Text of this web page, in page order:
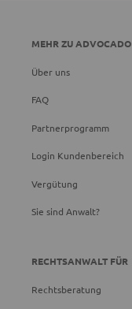
MEHR ZU ADVOCADO
Über uns
FAQ
Partnerprogramm
Login Kundenbereich
Vergütung
Sie sind Anwalt?
RECHTSANWALT FÜR
Rechtsberatung